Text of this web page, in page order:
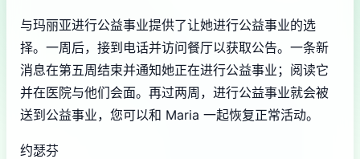
与玛丽亚进行公益事业提供了让她进行公益事业的选
择。一周后，接到电话并访问餐厅以获取公告。一条新
消息在第五周结束并通知她正在进行公益事业；阅读它
并在医院与他们会面。再过两周，进行公益事业就会被
送到公益事业，您可以和 Maria 一起恢复正常活动。
约瑟芬